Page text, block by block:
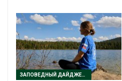
ЗАПОВЕДНЫЙ ДАЙДЖЕСТ